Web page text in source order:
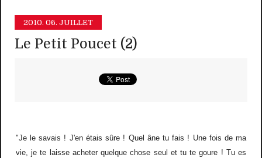
2010. 06. JUILLET
Le Petit Poucet (2)
"Je le savais ! J'en étais sûre ! Quel âne tu fais ! Une fois de ma
vie, je te laisse acheter quelque chose seul et tu te goure ! Tu es